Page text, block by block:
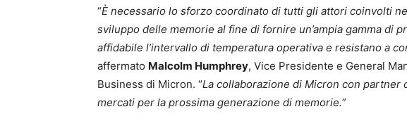
“È necessario lo sforzo coordinato di tutti gli attori coinvolti
sviluppo delle memorie al fine di fornire un’ampia gamma di
affidabile l’intervallo di temperatura operativa e resistano a
affermato Malcolm Humphrey, Vice Presidente e General
Business di Micron. “La collaborazione di Micron con partner
mercati per la prossima generazione di memorie.”